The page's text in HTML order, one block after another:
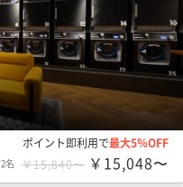
ポイント即利用で最大5％OFF
2名 ￥15,840〜 ￥15,048〜